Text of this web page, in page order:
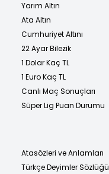
Yarım Altın
Ata Altın
Cumhuriyet Altını
22 Ayar Bilezik
1 Dolar Kaç TL
1 Euro Kaç TL
Canlı Maç Sonuçları
Süper Lig Puan Durumu
Atasözleri ve Anlamları
Türkçe Deyimler Sözlüğü